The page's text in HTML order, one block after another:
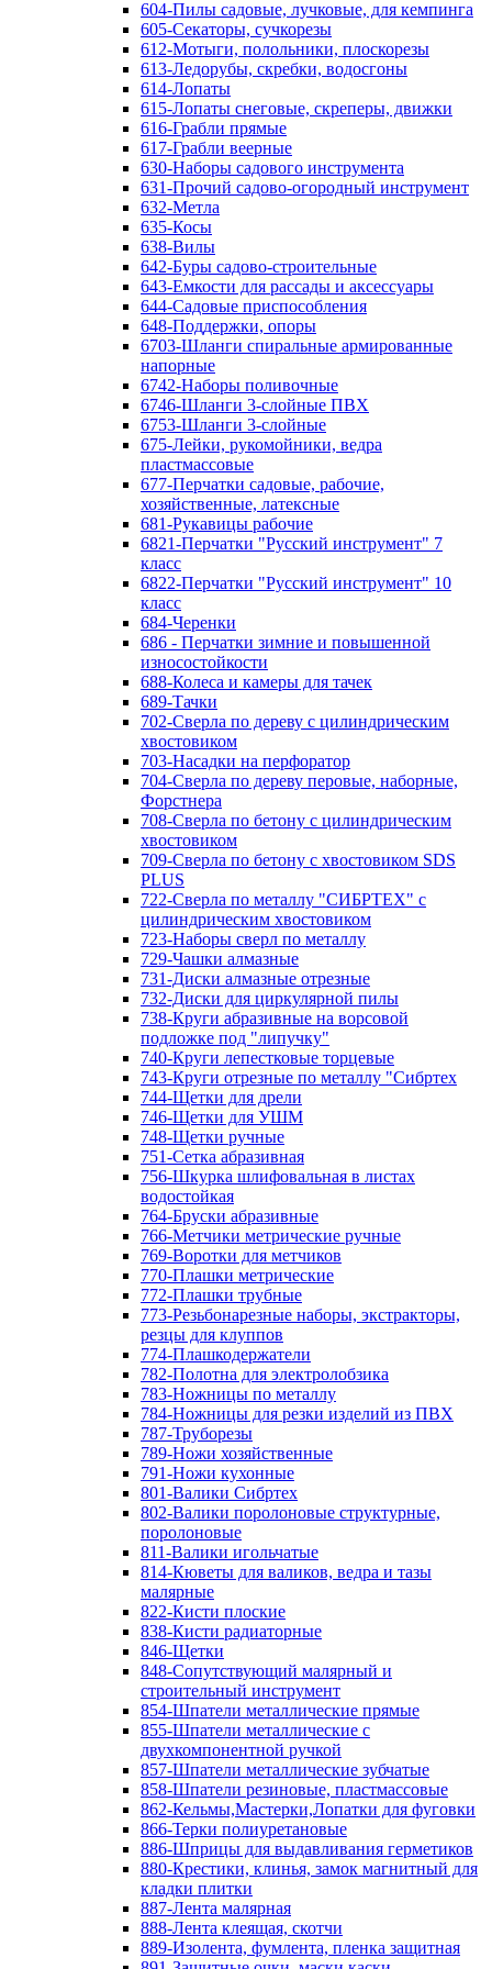
604-Пилы садовые, лучковые, для кемпинга
605-Секаторы, сучкорезы
612-Мотыги, полольники, плоскорезы
613-Ледорубы, скребки, водосгоны
614-Лопаты
615-Лопаты снеговые, скреперы, движки
616-Грабли прямые
617-Грабли веерные
630-Наборы садового инструмента
631-Прочий садово-огородный инструмент
632-Метла
635-Косы
638-Вилы
642-Буры садово-строительные
643-Емкости для рассады и аксессуары
644-Садовые приспособления
648-Поддержки, опоры
6703-Шланги спиральные армированные
напорные
6742-Наборы поливочные
6746-Шланги 3-слойные ПВХ
6753-Шланги 3-слойные
675-Лейки, рукомойники, ведра
пластмассовые
677-Перчатки садовые, рабочие,
хозяйственные, латексные
681-Рукавицы рабочие
6821-Перчатки "Русский инструмент" 7
класс
6822-Перчатки "Русский инструмент" 10
класс
684-Черенки
686 - Перчатки зимние и повышенной
износостойкости
688-Колеса и камеры для тачек
689-Тачки
702-Сверла по дереву с цилиндрическим
хвостовиком
703-Насадки на перфоратор
704-Сверла по дереву перовые, наборные,
Форстнера
708-Сверла по бетону с цилиндрическим
хвостовиком
709-Сверла по бетону с хвостовиком SDS
PLUS
722-Сверла по металлу "СИБРТЕХ" с
цилиндрическим хвостовиком
723-Наборы сверл по металлу
729-Чашки алмазные
731-Диски алмазные отрезные
732-Диски для циркулярной пилы
738-Круги абразивные на ворсовой
подложке под "липучку"
740-Круги лепестковые торцевые
743-Круги отрезные по металлу "Сибртех
744-Щетки для дрели
746-Щетки для УШМ
748-Щетки ручные
751-Сетка абразивная
756-Шкурка шлифовальная в листах
водостойкая
764-Бруски абразивные
766-Метчики метрические ручные
769-Воротки для метчиков
770-Плашки метрические
772-Плашки трубные
773-Резьбонарезные наборы, экстракторы,
резцы для клуппов
774-Плашкодержатели
782-Полотна для электролобзика
783-Ножницы по металлу
784-Ножницы для резки изделий из ПВХ
787-Труборезы
789-Ножи хозяйственные
791-Ножи кухонные
801-Валики Сибртех
802-Валики поролоновые структурные,
поролоновые
811-Валики игольчатые
814-Кюветы для валиков, ведра и тазы
малярные
822-Кисти плоские
838-Кисти радиаторные
846-Щетки
848-Сопутствующий малярный и
строительный инструмент
854-Шпатели металлические прямые
855-Шпатели металлические с
двухкомпонентной ручкой
857-Шпатели металлические зубчатые
858-Шпатели резиновые, пластмассовые
862-Кельмы,Мастерки,Лопатки для фуговки
866-Терки полиуретановые
886-Шприцы для выдавливания герметиков
880-Крестики, клинья, замок магнитный для
кладки плитки
887-Лента малярная
888-Лента клеящая, скотчи
889-Изолента, фумлента, пленка защитная